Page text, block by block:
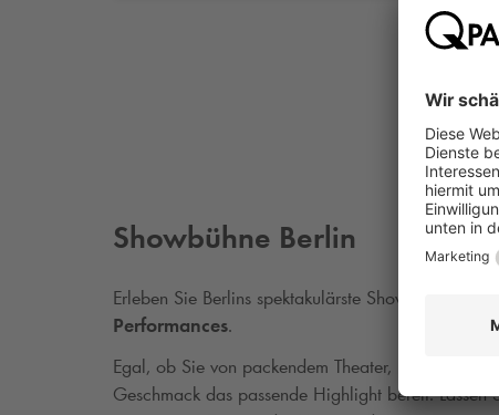
Showbühne Berlin
Erleben Sie Berlins spektakulärste Shows und
Performances.
Egal, ob Sie von packendem Theater,
Geschmack das passende Highlight bereit.